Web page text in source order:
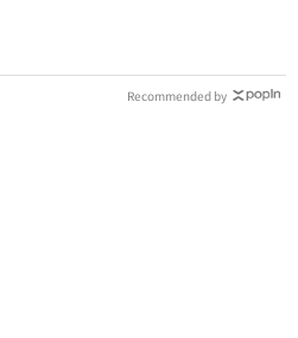
Recommended by